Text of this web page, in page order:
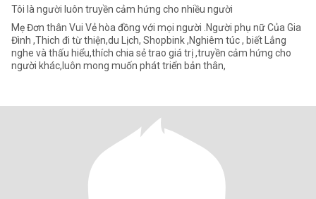
Tôi là người luôn truyền cảm hứng cho nhiều người
Mẹ Đơn thân Vui Vẻ hòa đồng với mọi người .Người phụ nữ Của Gia
Đình ,Thich đi từ thiện,du Lịch, Shopbink ,Nghiêm túc , biết Lắng
nghe và thấu hiểu,thích chia sẻ trao giá trị ,truyền cảm hứng cho
người khác,luôn mong muốn phát triển bản thân,